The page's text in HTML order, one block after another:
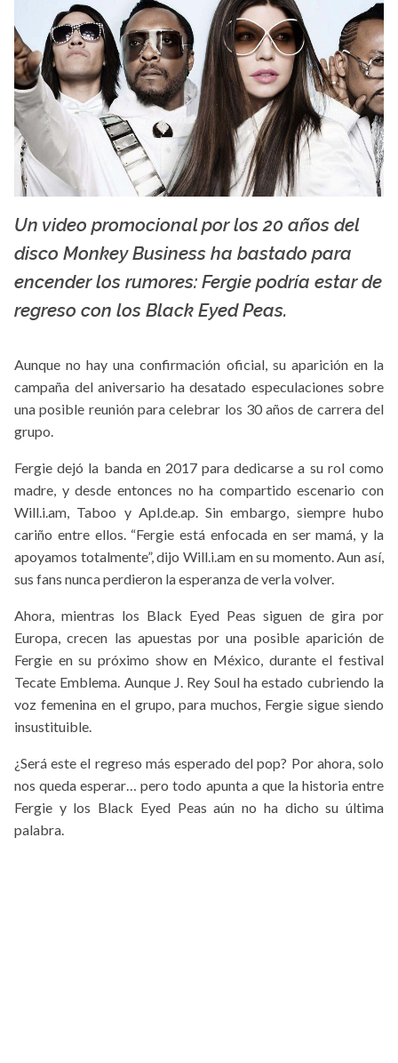
Un video promocional por los 20 años del
disco Monkey Business ha bastado para
encender los rumores: Fergie podría estar de
regreso con los Black Eyed Peas.
Aunque no hay una confirmación oficial, su aparición en la
campaña del aniversario ha desatado especulaciones sobre
una posible reunión para celebrar los 30 años de carrera del
grupo.
Fergie dejó la banda en 2017 para dedicarse a su rol como
madre, y desde entonces no ha compartido escenario con
Will.i.am, Taboo y Apl.de.ap. Sin embargo, siempre hubo
cariño entre ellos. “Fergie está enfocada en ser mamá, y la
apoyamos totalmente”, dijo Will.i.am en su momento. Aun así,
sus fans nunca perdieron la esperanza de verla volver.
Ahora, mientras los Black Eyed Peas siguen de gira por
Europa, crecen las apuestas por una posible aparición de
Fergie en su próximo show en México, durante el festival
Tecate Emblema. Aunque J. Rey Soul ha estado cubriendo la
voz femenina en el grupo, para muchos, Fergie sigue siendo
insustituible.
¿Será este el regreso más esperado del pop? Por ahora, solo
nos queda esperar… pero todo apunta a que la historia entre
Fergie y los Black Eyed Peas aún no ha dicho su última
palabra.